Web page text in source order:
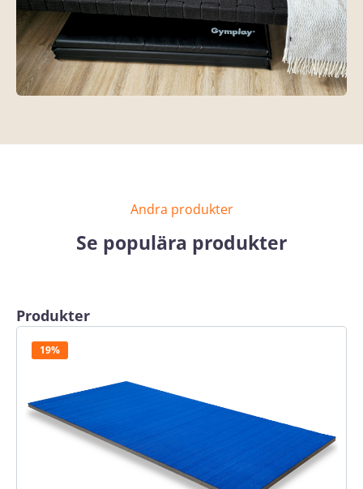
Andra produkter
Se populära produkter
Skip product gallery
Produkter
19%